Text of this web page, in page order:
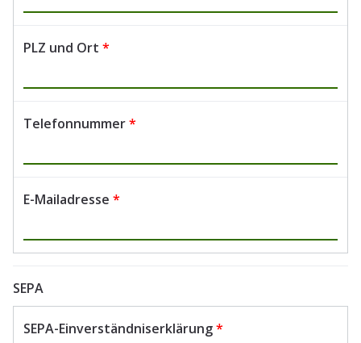
PLZ und Ort *
Telefonnummer*
E-Mailadresse *
SEPA
SEPA-Einverständniserklärung*